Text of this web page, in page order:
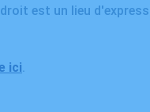
est un lieu
ici.